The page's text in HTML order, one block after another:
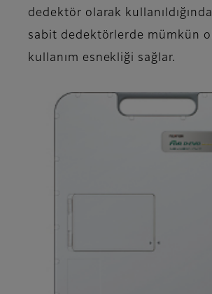
dedektör olarak
sabit dedektörlerde mümkün
kullanım esnekliği sağlar.